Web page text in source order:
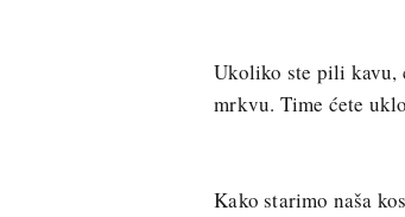
Ukoliko ste pili kavu,
mrkvu. Time ćete
Kako starimo naša